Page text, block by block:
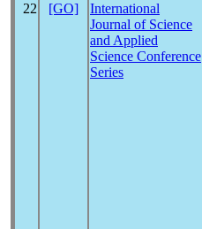
22 [GO]
International
Journal of Science
and Applied
Science Conference
Series